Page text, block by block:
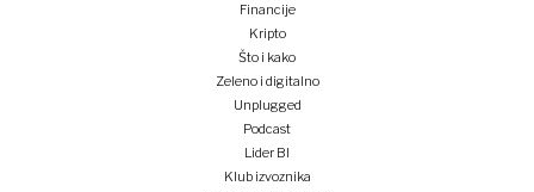
Financije
Kripto
Što i kako
Zeleno i digitalno
Unplugged
Podcast
Lider BI
Klub izvoznika